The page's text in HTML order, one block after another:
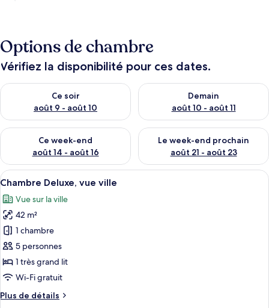
Options de chambre
Vérifiez la disponibilité pour ces dates.
Ce soir
août 9 - août 10
Vérifier la disponibilité pour ce soir août 9 - août 10
Demain
août 10 - août 11
Vérifier la disponibilité pour
Ce week-end
août 14 - août 16
Vérifier la disponibilité pour ce week-end août 14 - août 16
Le week-end prochain
août 21 - août 23
Vérifier la disponibilité pour
Afficher
toutes
les
photos
pour
ce
type
de
chambre :
Chambre
Une chambre d’hôtel moderne
17
Chambre Deluxe, vue ville
Vue sur la ville
42 m²
1 chambre
5 personnes
1 très grand lit
Wi-Fi gratuit
Plus de détails
Plus